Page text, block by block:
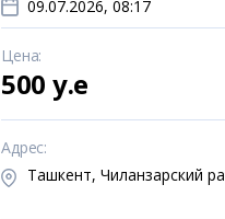
09.07.2026, 08:17
Цена:
500 y.e
Адрес:
Ташкент, Чиланзарский